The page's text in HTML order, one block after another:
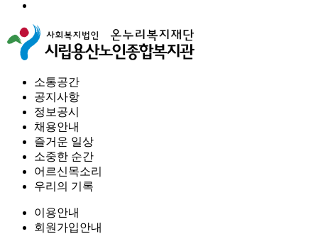
소통공간
공지사항
정보공시
채용안내
즐거운 일상
소중한 순간
어르신목소리
우리의 기록
이용안내
회원가입안내